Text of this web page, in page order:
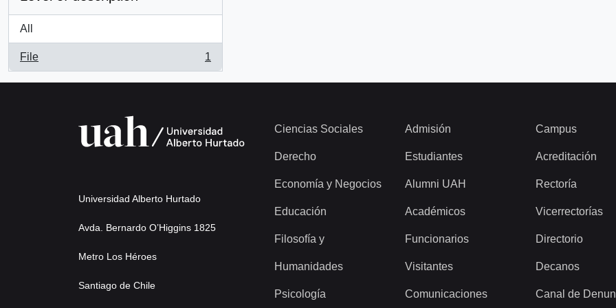
All
File
, 1 results
1
Universidad Alberto Hurtado
Avda. Bernardo O’Higgins 1825
Metro Los Héroes
Santiago de Chile
Ciencias Sociales
Derecho
Economía y Negocios
Educación
Filosofía y
Humanidades
Psicología
Admisión
Estudiantes
Alumni UAH
Académicos
Funcionarios
Visitantes
Comunicaciones
Campus
Acreditación
Rectoría
Vicerrectorías
Directorio
Decanos
Canal de